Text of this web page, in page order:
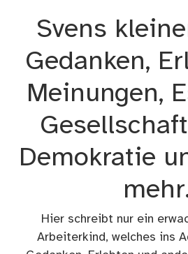
Svens
Gedanken,
Meinungen,
Demokratie
Hier schreibt nur ein
Arbeiterkind, welches ins